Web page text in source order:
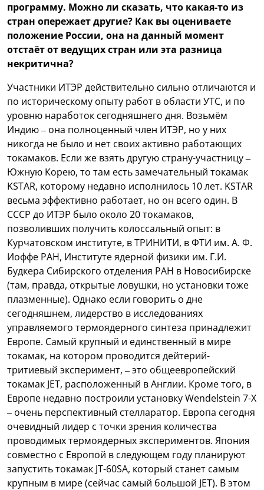
программу. Можно ли сказать, что какая-то из
стран опережает другие? Как вы оцениваете
положение России, она на данный момент
отстаёт от ведущих стран или эта разница
некритична?
Участники ИТЭР действительно сильно отличаются и
по историческому опыту работ в области УТС, и по
уровню наработок сегодняшнего дня. Возьмём
Индию – она полноценный член ИТЭР, но у них
никогда не было и нет своих активно работающих
токамаков. Если же взять другую страну-участницу –
Южную Корею, то там есть замечательный токамак
KSTAR, которому недавно исполнилось 10 лет. KSTAR
весьма эффективно работает, но он всего один. В
СССР до ИТЭР было около 20 токамаков,
позволивших получить колоссальный опыт: в
Курчатовском институте, в ТРИНИТИ, в ФТИ им. А. Ф.
Иоффе РАН, Институте ядерной физики им. Г.И.
Будкера Сибирского отделения РАН в Новосибирске
(там, правда, открытые ловушки, но установки тоже
плазменные). Однако если говорить о дне
сегодняшнем, лидерство в исследованиях
управляемого термоядерного синтеза принадлежит
Европе. Самый крупный и единственный в мире
токамак, на котором проводится дейтерий-
тритиевый эксперимент, – это общеевропейский
токамак JET, расположенный в Англии. Кроме того, в
Европе недавно построили установку Wendelstein 7-X
– очень перспективный стелларатор. Европа сегодня
очевидный лидер с точки зрения количества
проводимых термоядерных экспериментов. Япония
совместно с Европой в следующем году планируют
запустить токамак JT-60SA, который станет самым
крупным в мире (сейчас самый большой JET). В этом